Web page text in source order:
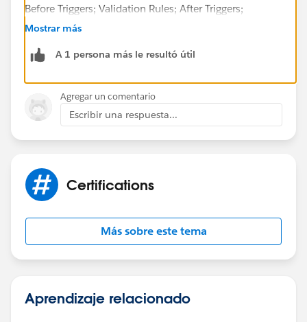
Before Triggers; Validation Rules; After Triggers;
Assignment Rules; Workflow Rules; Commit
Mostrar más
A 1 persona más le resultó útil
Agregar un comentario
Escribir una respuesta...
Certifications
Más sobre este tema
Aprendizaje relacionado